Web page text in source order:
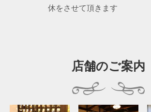
休をさせて頂きます
店舗のご案内